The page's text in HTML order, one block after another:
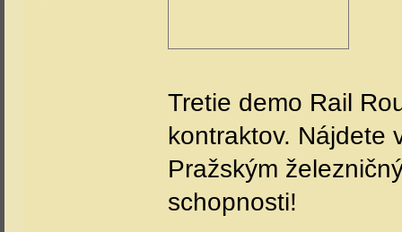
Tretie demo Rail
kontraktov. Nájdete
Pražským
schopnosti!